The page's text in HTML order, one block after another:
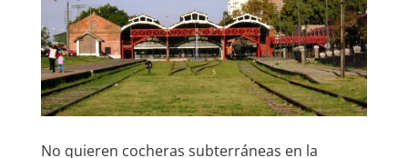
No quieren cocheras subterráneas en la